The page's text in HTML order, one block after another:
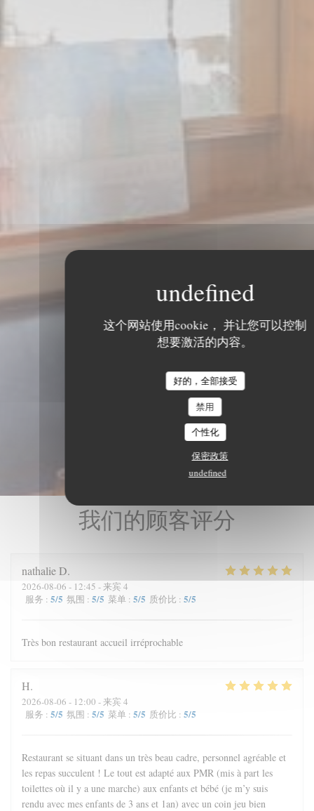
这个网站使用cookie， 并让您可以控制
想要激活的内容。
好的，全部接受
禁用
个性化
保密政策
undefined
我们的顾客评分
nathalieD
2026-08-06 - 12:45 - 来宾 4
服务 : 5/5 氛围 : 5/5 菜单 : 5/5 质价比 : 5/5
Très bon restaurant accueil irréprochable
H
2026-08-06 - 12:00 - 来宾 4
服务 : 5/5 氛围 : 5/5 菜单 : 5/5 质价比 : 5/5
Restaurant se situant dans un très beau cadre, personnel agréable et
les repas succulent ! Le tout est adapté aux PMR (mis à part les
toilettes où il y a une marche) aux enfants et bébé (je m’y suis
rendu avec mes enfants de 3 ans et 1an) avec un coin jeu bien